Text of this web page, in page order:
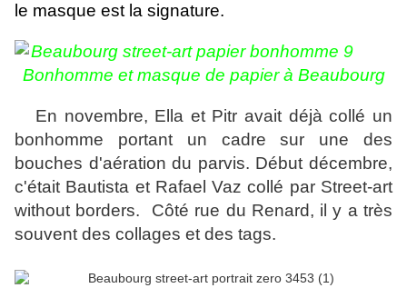
le masque est la signature.
Bonhomme et masque de papier à Beaubourg
En novembre, Ella et Pitr avait déjà collé un
bonhomme portant un cadre sur une des
bouches d'aération du parvis. Début décembre,
c'était Bautista et Rafael Vazcollé par Street-art
without borders. Côté rue du Renard, il y a très
souvent des collages et des tags.